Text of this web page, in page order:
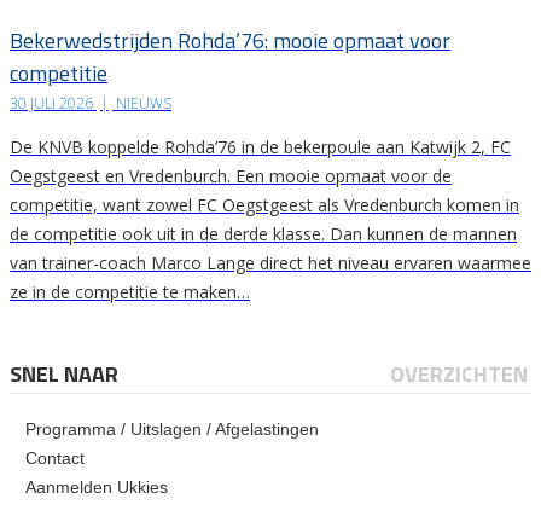
Bekerwedstrijden Rohda’76: mooie opmaat voor
competitie
30 JULI 2026 | NIEUWS
De KNVB koppelde Rohda’76 in de bekerpoule aan Katwijk 2, FC
Oegstgeest en Vredenburch. Een mooie opmaat voor de
competitie, want zowel FC Oegstgeest als Vredenburch komen in
de competitie ook uit in de derde klasse. Dan kunnen de mannen
van trainer-coach Marco Lange direct het niveau ervaren waarmee
ze in de competitie te maken…
SNEL NAAR OVERZICHTEN
Programma / Uitslagen / Afgelastingen
Contact
Aanmelden Ukkies